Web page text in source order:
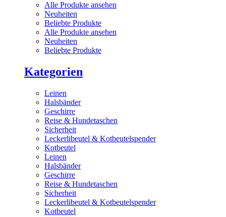
Alle Produkte ansehen
Neuheiten
Beliebte Produkte
Alle Produkte ansehen
Neuheiten
Beliebte Produkte
Kategorien
Leinen
Halsbänder
Geschirre
Reise & Hundetaschen
Sicherheit
Leckerlibeutel & Kotbeutelspender
Kotbeutel
Leinen
Halsbänder
Geschirre
Reise & Hundetaschen
Sicherheit
Leckerlibeutel & Kotbeutelspender
Kotbeutel